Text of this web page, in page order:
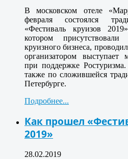
В московском отеле
февраля состоялся
«Фестиваль круизов
котором
круизного бизнеса,
организатором выступает
при поддержке
также по сложившейся
Петербурге.
Подробнее...
Как прошел
2019»
28.02.2019